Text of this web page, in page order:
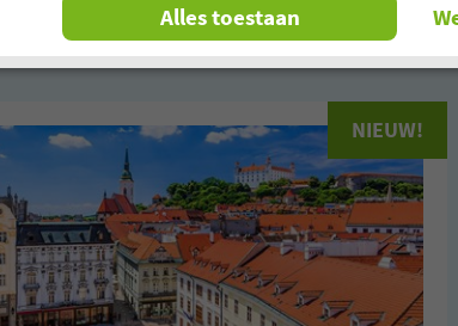
Alles wissen
NIEUW!
Alles toestaan